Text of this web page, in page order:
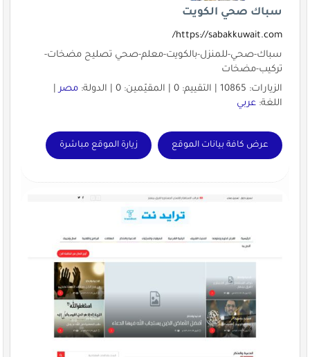
سباك صحي الكويت
https://sabakkuwait.com/
سباك-صحي-للمنزل-بالكويت-معلم-صحي تصليح مضخات-
تركيب-مضخات
الزيارات: 10865 | التقييم: 0 | المقيّمين: 0 | الدولة:
مصر|
اللغة: عربي
عرض كافة بيانات الموقع زيارة الموقع مباشرة